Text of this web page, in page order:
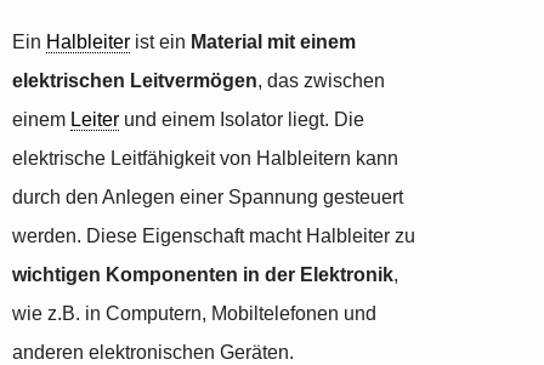
Ein Halbleiter ist ein Material mit einem
elektrischen Leitvermögen, das zwischen
einem Leiter und einem Isolator liegt. Die
elektrische Leitfähigkeit von Halbleitern kann
durch den Anlegen einer Spannung gesteuert
werden. Diese Eigenschaft macht Halbleiter zu
wichtigen Komponenten in der Elektronik,
wie z.B. in Computern, Mobiltelefonen und
anderen elektronischen Geräten.